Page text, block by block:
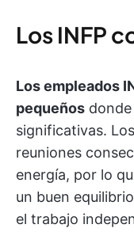
Los INFP
Los empleados
pequeños
significativas.
reuniones
energía, por lo
un buen
el trabajo